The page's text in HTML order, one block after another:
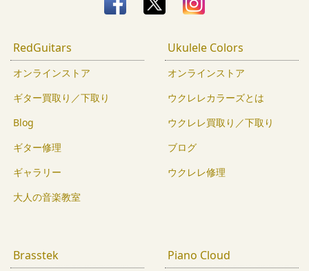
RedGuitars
オンラインストア
ギター買取り／下取り
Blog
ギター修理
ギャラリー
大人の音楽教室
Ukulele Colors
オンラインストア
ウクレレカラーズとは
ウクレレ買取り／下取り
ブログ
ウクレレ修理
Brasstek Piano Cloud